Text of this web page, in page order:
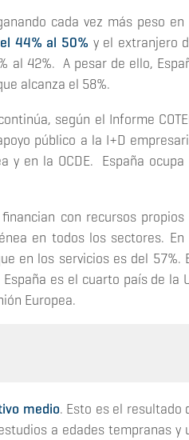
cada vez más peso en
44% al 50% y el extranjero
al 42%. A pesar de ello,
alcanza el 58%.
según el Informe
público a la I+D
y en la OCDE. España ocupa
con recursos propios
en todos los sectores. En
en los servicios es del 57%.
es el cuarto país de la
Europea.
medio. Esto es el resultado
a edades tempranas y